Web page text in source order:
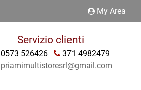
My Area
Servizio clienti
0573 526426
371 4982479
priamimultistoresrl@gmail.com